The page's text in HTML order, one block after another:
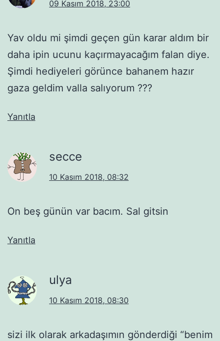
09 Kasım 2018, 23:00
Yav oldu mi şimdi geçen gün karar aldım bir
daha ipin ucunu kaçırmayacağım falan diye.
Şimdi hediyeleri görünce bahanem hazır
gaza geldim valla salıyorum ???
Yanıtla
secce
10 Kasım 2018, 08:32
On beş günün var bacım. Sal gitsin
Yanıtla
ulya
10 Kasım 2018, 08:30
sizi ilk olarak arkadaşımın gönderdiği “benim